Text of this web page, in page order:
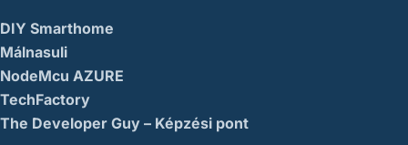
DIY Smarthome
Málnasuli
NodeMcu AZURE
TechFactory
The Developer Guy – Képzési pont